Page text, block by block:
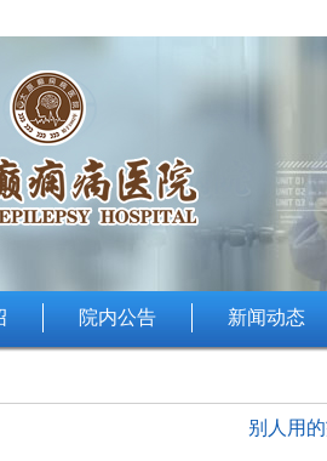
院内公告 新闻动态
别人用